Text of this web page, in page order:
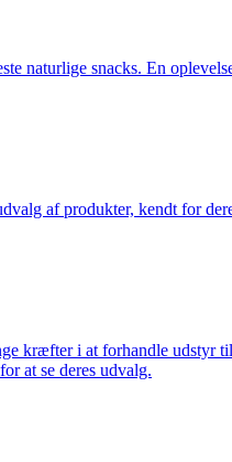
naturlige snacks. En
af produkter, kendt for
kræfter i at forhandle udstyr
at se deres udvalg.